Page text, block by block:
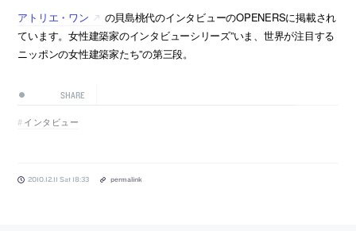
アトリエ・ワン
の貝島桃代のインタビューのOPENERSに掲載され
ています。女性建築家のインタビューシリーズ”いま、世界が注目する
ニッポンの女性建築家たち”の第三段。
SHARE
インタビュー
2010.12.11 Sat 18:33 permalink